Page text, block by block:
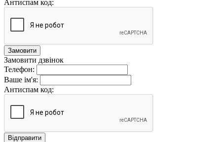
Антиспам код:
Замовити
Замовити дзвінок
Телефон:
Ваше ім'я:
Антиспам код:
Відправити